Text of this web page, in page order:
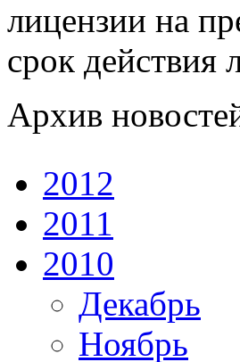
лицензии на
срок действия
Архив
2012
2011
2010
Декабрь
Ноябрь